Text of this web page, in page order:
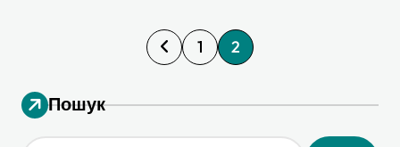
П
а
г
і
1 2
Пошук